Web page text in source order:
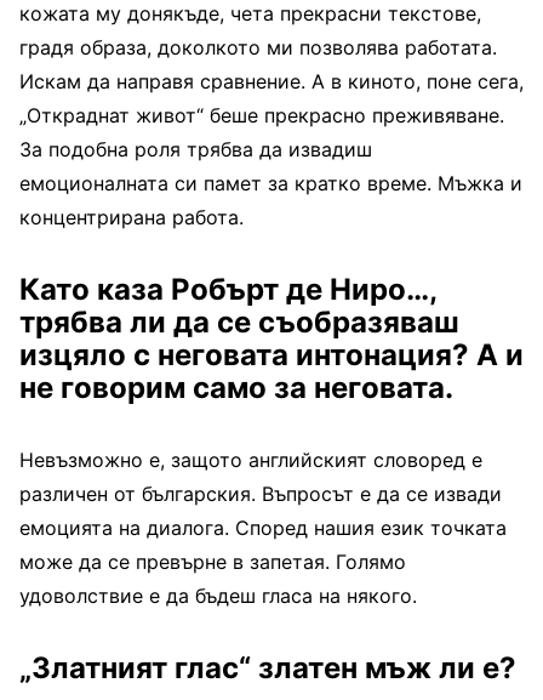
кожата му донякъде, чета прекрасни текстове,
градя образа, доколкото ми позволява работата.
Искам да направя сравнение. А в киното, поне сега,
„Откраднат живот“ беше прекрасно преживяване.
За подобна роля трябва да извадиш
емоционалната си памет за кратко време. Мъжка и
концентрирана работа.
Като каза Робърт де Ниро…,
трябва ли да се съобразяваш
изцяло с неговата интонация? А и
не говорим само за неговата.
Невъзможно е, защото английският словоред е
различен от българския. Въпросът е да се извади
емоцията на диалога. Според нашия език точката
може да се превърне в запетая. Голямо
удоволствие е да бъдеш гласа на някого.
„Златният глас“ златен мъж ли е?